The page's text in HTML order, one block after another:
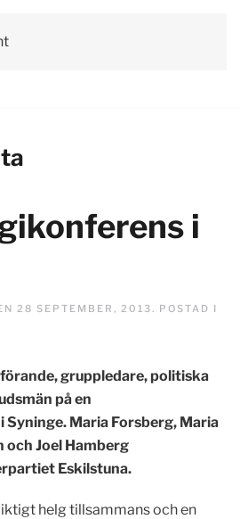
i
28 SEPTEMBER, 2013. POSTAD I
gruppledare, politiska
på en
Maria Forsberg, Maria
och Joel Hamberg
Eskilstuna.
helg tillsammans och en